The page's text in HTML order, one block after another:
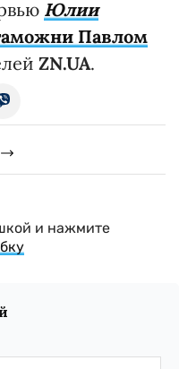
Юлии
Павлом
ZN.UA.
и нажмите